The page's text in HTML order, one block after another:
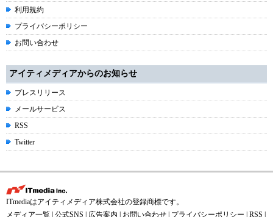
利用規約
プライバシーポリシー
お問い合わせ
アイティメディアからのお知らせ
プレスリリース
メールサービス
RSS
Twitter
ITmediaはアイティメディア株式会社の登録商標です。
メディア一覧 公式SNS 広告案内 お問い合わせ プライバシーポリシー RSS